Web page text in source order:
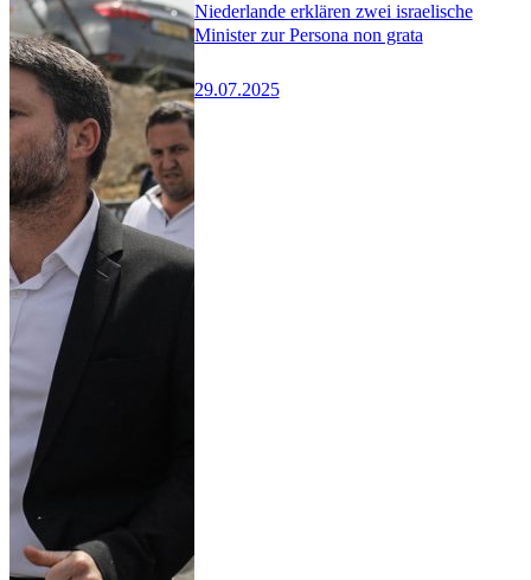
Niederlande erklären zwei israelische
Minister zur Persona non grata
29.07.2025